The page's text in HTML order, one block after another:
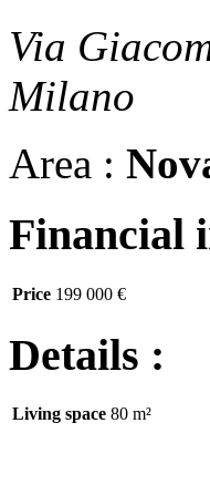
Via
Milano
Area :
Financial
Price 199 000 €
Details :
Living space 80 m²